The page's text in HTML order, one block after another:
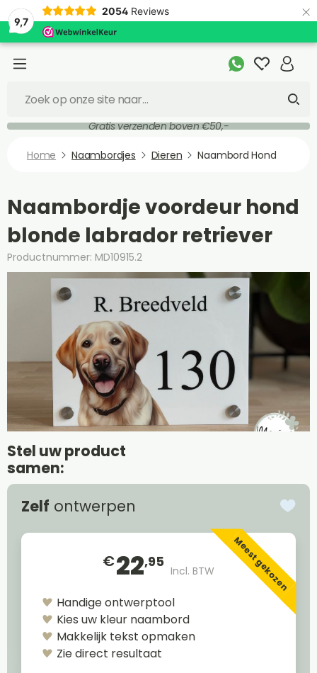
9,7
2054 Reviews ×
Gratis verzenden boven €50,-
Home Naambordjes Dieren Naambord Hond
Naambordje voordeur hond
blonde labrador retriever
Productnummer: MD10915.2
Stel uw product
samen:
Zelf ontwerpen
€22,95
Incl. BTW Meest gekozen
Handige ontwerptool
Kies uw kleur naambord
Makkelijk tekst opmaken
Zie direct resultaat